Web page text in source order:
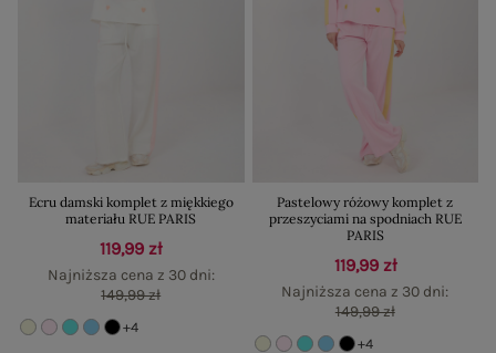
Ecru damski komplet z miękkiego
materiału RUE PARIS
119,99 zł
Najniższa cena z 30 dni:
149,99 zł
+4
Pastelowy różowy komplet z
przeszyciami na spodniach RUE
PARIS
119,99 zł
Najniższa cena z 30 dni:
149,99 zł
+4